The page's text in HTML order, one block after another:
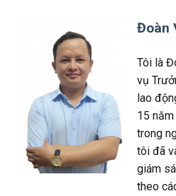
Đoàn
Tôi là
vụ
lao
15
trong
tôi đã
giám
theo